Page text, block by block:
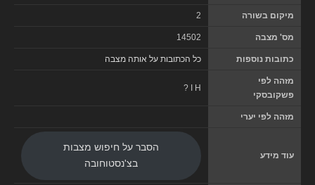
מיקום בשורה 2
מס' מצבה 14502
כתובות נוספות כל הכתובות על אותה מצבה
מזהה לפי
פשקובסקי
? I H
מזהה לפי יערי
עוד מידע
הסבר על חיפוש מצבות
בצ'נסטוחובה